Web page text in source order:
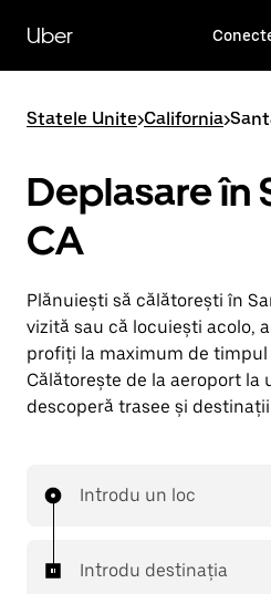
direct
conținutul
principal
Uber
Statele Unite>California>
Deplasare în
CA
Plănuiești să călătorești în
vizită sau că locuiești acolo,
profiți la maximum de
Călătorește de la aeroport la
descoperă trasee și
Introdu un loc
Introdu destinația